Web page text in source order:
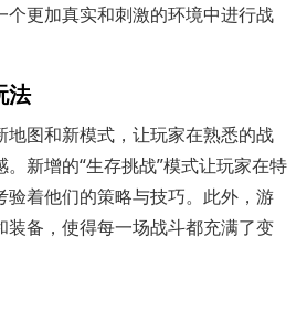
个更加真实和刺激的环境中进行战
法
地图和新模式，让玩家在熟悉的战
新增的“生存挑战”模式让玩家在特
验着他们的策略与技巧。此外，游
装备，使得每一场战斗都充满了变